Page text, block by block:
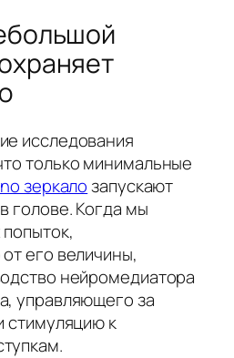
исследования
только минимальные
зеркалозапускают
голове. Когда мы
его величины,
нейромедиатора
управляющего за
стимуляцию к